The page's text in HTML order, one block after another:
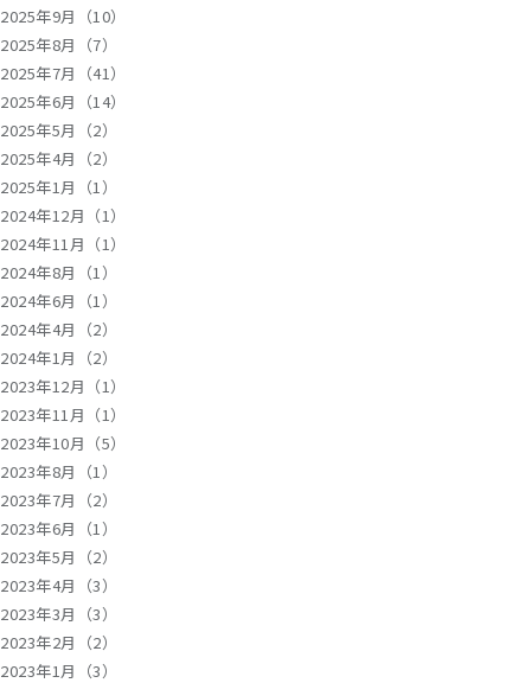
2025年9月（10）
2025年8月（7）
2025年7月（41）
2025年6月（14）
2025年5月（2）
2025年4月（2）
2025年1月（1）
2024年12月（1）
2024年11月（1）
2024年8月（1）
2024年6月（1）
2024年4月（2）
2024年1月（2）
2023年12月（1）
2023年11月（1）
2023年10月（5）
2023年8月（1）
2023年7月（2）
2023年6月（1）
2023年5月（2）
2023年4月（3）
2023年3月（3）
2023年2月（2）
2023年1月（3）